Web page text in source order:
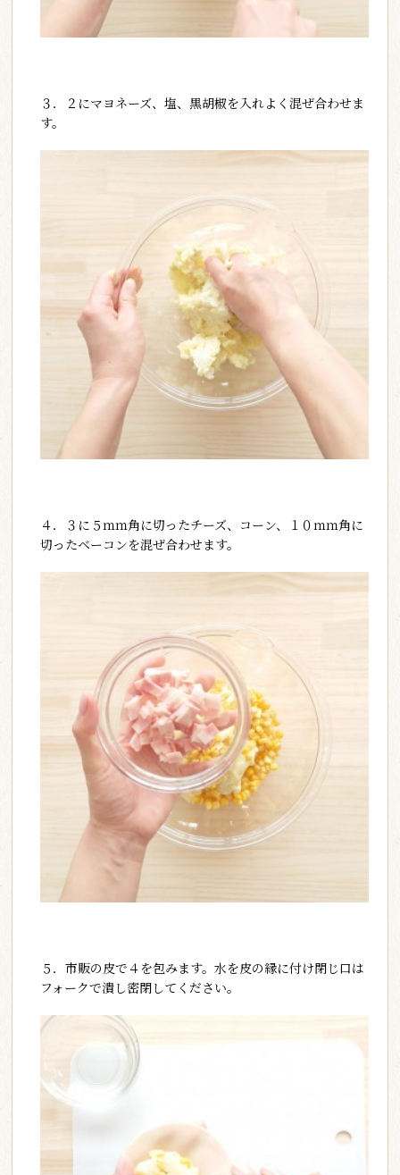
３．２にマヨネーズ、塩、黒胡椒を入れよく混ぜ合わせま
す。
４．３に５ｍｍ角に切ったチーズ、コーン、１０ｍｍ角に
切ったベーコンを混ぜ合わせます。
５．市販の皮で４を包みます。水を皮の縁に付け閉じ口は
フォークで潰し密閉してください。